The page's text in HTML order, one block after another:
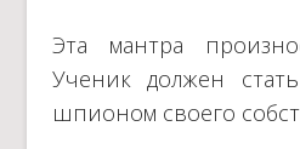
Эта мантра
Ученик должен
шпионом своего